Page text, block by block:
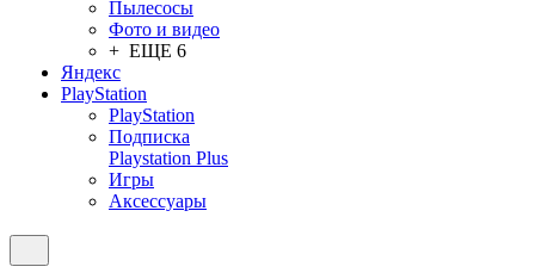
Пылесосы
Фото и видео
+ ЕЩЕ 6
Яндекс
PlayStation
PlayStation
Подписка
Playstation Plus
Игры
Аксессуары